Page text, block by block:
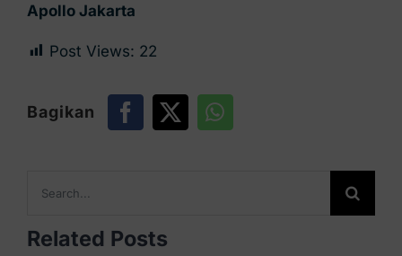
Apollo Jakarta
Post Views: 22
Bagikan
for:
Related Posts